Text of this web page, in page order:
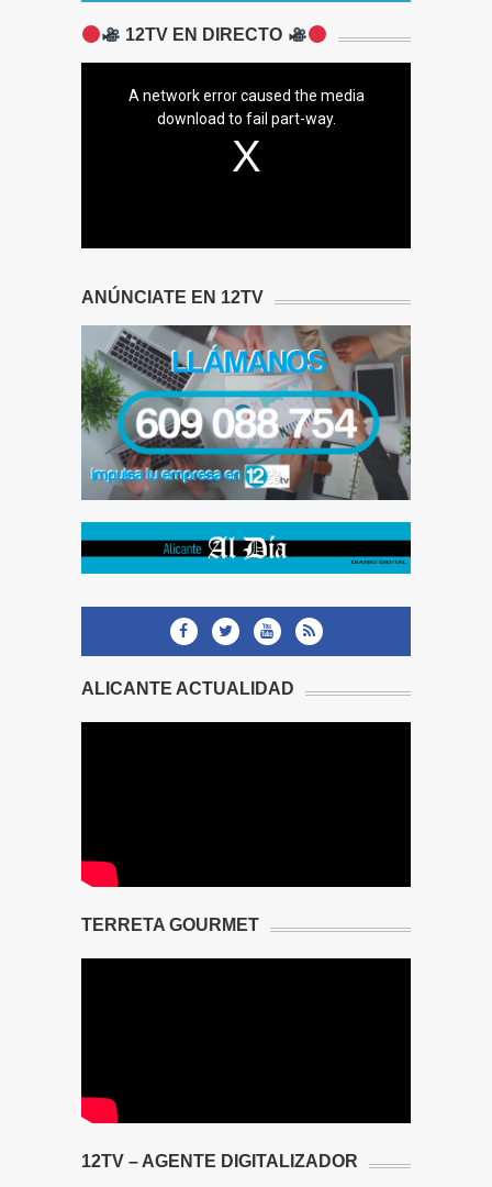
12TV EN DIRECTO
A network error caused the media
download to fail part-way.
ANÚNCIATE EN 12TV
ALICANTE ACTUALIDAD
TERRETA GOURMET
12TV – AGENTE DIGITALIZADOR